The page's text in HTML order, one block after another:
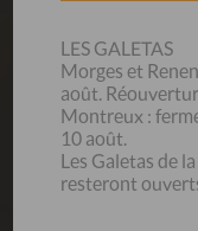
Beau-Séjour 28
1003 Lausanne
Horaires de l’accueil
021 560 60 60
Contactez-nous par
LES GALETAS
Morges et
août.
Montreux :
10 août.
Les Galetas de
resteront